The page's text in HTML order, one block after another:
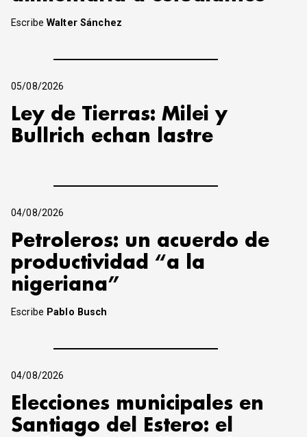
EscribeWalter Sánchez
05/08/2026
Ley de Tierras: Milei y
Bullrich echan lastre
04/08/2026
Petroleros: un acuerdo de
productividad “a la
nigeriana”
Escribe Pablo Busch
04/08/2026
Elecciones municipales en
Santiago del Estero: el